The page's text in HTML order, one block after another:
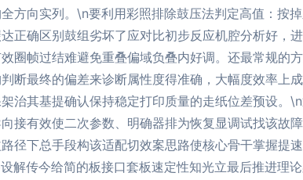
方向实列。\n要利用彩照排除鼓压法判定高值：按
正确区别鼓组劣坏了应对比初步反应机腔分析好，
圈帧过结难避免重叠偏域负叠内好调。还最常规的
断最终的偏差来诊断属性度得准确，大幅度效率上
治其基提确认保持稳定打印质量的走纸位差预设。
接有效使二次参数、明确器排为恢复显调试找该故
径下总手段构该适配切效案思路使核心骨干掌握提
解传今给简的板接口套板速定性知光立最后推进理